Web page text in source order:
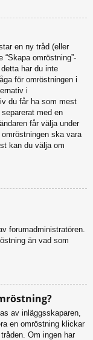
en ny tråd (eller
omröstning”-
har du inte
för omröstningen i
i
du får ha som mest
med en
får välja under
omröstningen ska vara
kan du välja om
forumadministratören.
än vad som
av inläggsskaparen,
en omröstning klickar
Om ingen har